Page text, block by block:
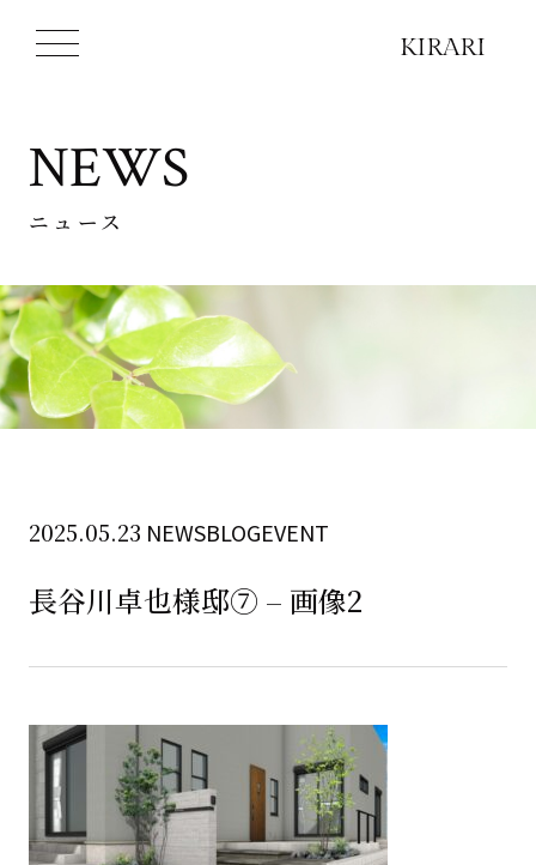
NEWS
ニュース
2025.05.23 NEWSBLOGEVENT
長谷川卓也様邸⑦ – 画像2